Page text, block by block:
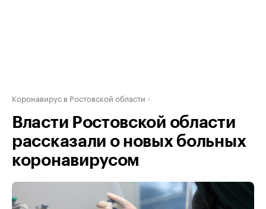
Коронавирус в Ростовской области
Власти Ростовской области
рассказали о новых больных
коронавирусом